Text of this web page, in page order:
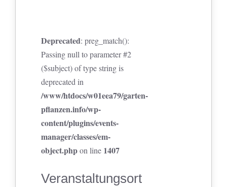
Deprecated: preg_match():
Passing null to parameter #2
($subject) of type string is
deprecated in
/www/htdocs/w01eea79/garten-
pflanzen.info/wp-
content/plugins/events-
manager/classes/em-
object.phpon line 1407
Veranstaltungsort